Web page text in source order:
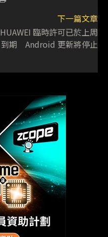
下一篇文章
HUAWEI 臨時許可已於上周
到期 Android 更新將停止